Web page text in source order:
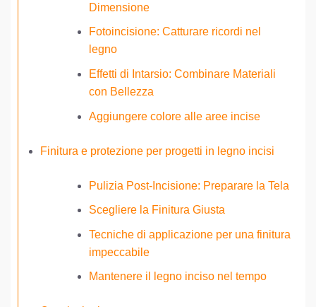
Dimensione
Fotoincisione: Catturare ricordi nel
legno
Effetti di Intarsio: Combinare Materiali
con Bellezza
Aggiungere colore alle aree incise
Finitura e protezione per progetti in legno incisi
Pulizia Post-Incisione: Preparare la Tela
Scegliere la Finitura Giusta
Tecniche di applicazione per una finitura
impeccabile
Mantenere il legno inciso nel tempo